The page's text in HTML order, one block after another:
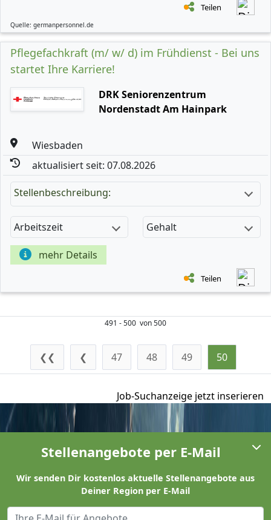
Teilen
Quelle: germanpersonnel.de
Pflegefachkraft (m/ w/ d) im Frühdienst - Bei uns
startet Ihre Karriere!
DRK Seniorenzentrum
Nordenstadt Am Hainpark
Wiesbaden
aktualisiert seit: 07.08.2026
Stellenbeschreibung:
Arbeitszeit Gehalt
mehr Details
Teilen
491 - 500 von 500
❮❮ ❮ 47 48 49 50
Job-Suchanzeige jetzt inserieren
Stellenangebote per E-Mail
Wir senden Dir kostenlos aktuelle Stellenangebote aus
Deiner Region per E-Mail